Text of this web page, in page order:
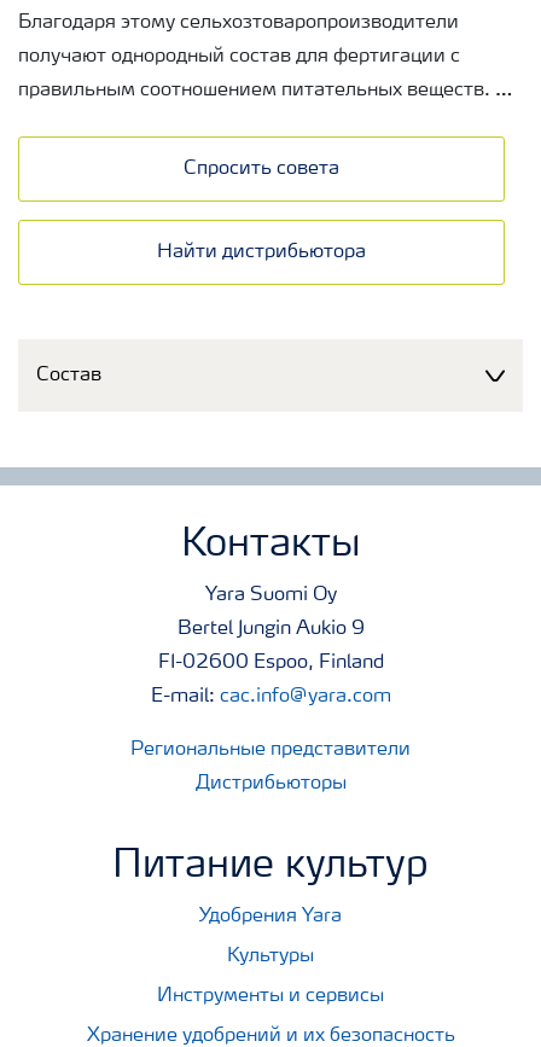
Благодаря этому сельхозтоваропроизводители
получают однородный состав для фертигации с
правильным соотношением питательных веществ.
Помимо этого, превосходная структура и новая
при транспортировке, фасовке и хранении,
препятствуя слеживанию и образованию пыли.
Спросить совета
Найти дистрибьютора
Состав
Контакты
Yara Suomi Oy
Bertel Jungin Aukio 9
FI-02600 Espoo, Finland
E-mail: cac.info@yara.com
Региональные представители
Дистрибьюторы
Питание культур
Удобрения Yara
Культуры
Инструменты и сервисы
Хранение удобрений и их безопасность